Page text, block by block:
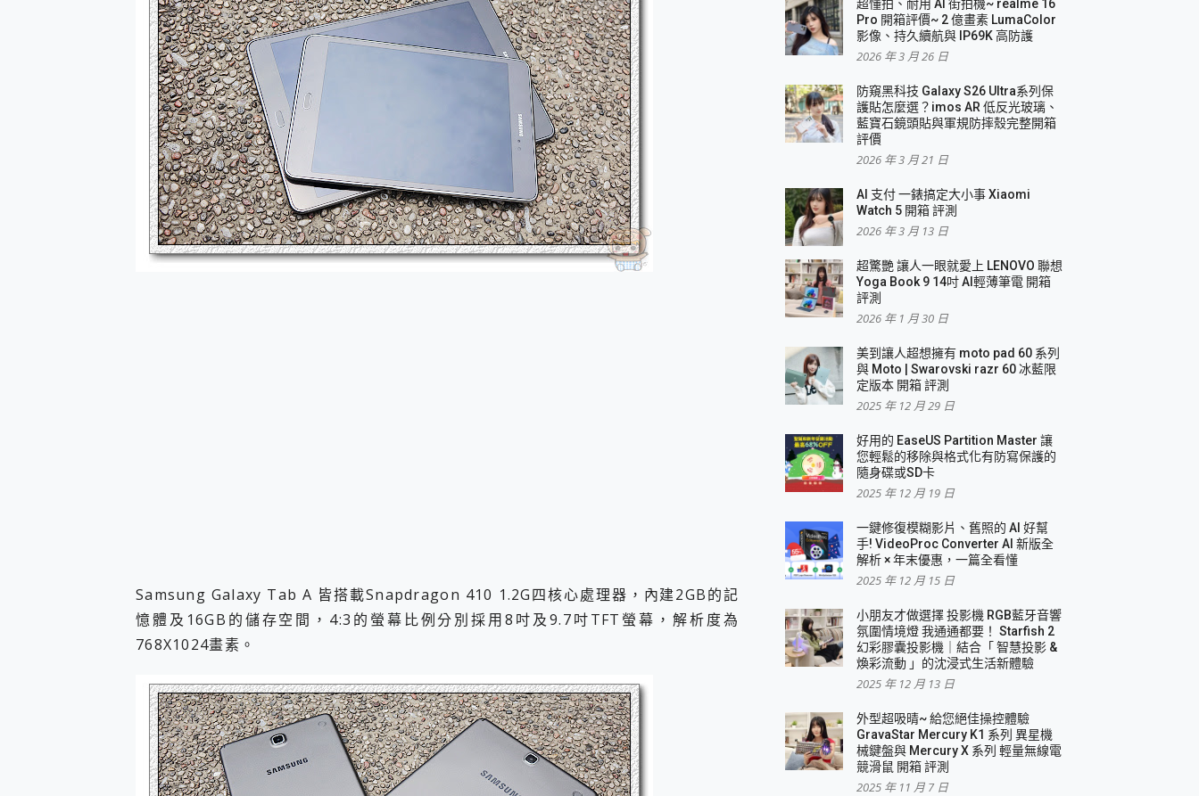
小體積 40000mAh 超大容量 一次充5個設備 充好充滿 CUKTECH 酷態科 300W 微型充電站 開箱 評測
97.3% 恢復率，資料救援就是這麼簡單 EaseUS Data Recovery Wizard Free 18.0.0 業界最好的資料救援軟體
磁碟系統大風吹 有了 磁碟管理程式 EaseUS Partition Master 就是這麼簡單
全新 SONY Xperia 1 VI 開箱! 相機實測! 長焦覆蓋更遠更清晰、2日長續航、頂尖影音娛樂效能~
Xiaomi 14 Ultra 開箱 評測~ 有深度的 Leica 影像旗艦手機! 加碼小旗艦 Xiaomi 14 開箱 評測
vivo TWS 3e 真無線藍牙耳機智慧降噪升級、音質明亮溫潤，並支援雙設備連接~
MSI Claw 掌機專屬配件包 來囉 完美保護 MSI Claw A1M-026TW 電競掌機
人像旗艦 vivo V30 系列 開箱 評測! 首搭蔡司光學鏡頭、攝影棚級柔光環、拍攝功能最好玩的美拍神機 vivo V30 Pro
多個願望一次滿足 超強散熱 微星 MSI Claw A1M-026TW 電競掌機 開箱 評測
一吸完美對位 擁有超強吸力與超好用的隱磁支架 O-ONE MAG 最會吸的行動電源 開箱 評測
OPPO 哈蘇 300mm 專業增距鏡實測：Find X9 Ultra 光學長焦隨手拍，紀錄生活就是這麼簡單
Motorola edge 70 pro 及 moto g37 power上市，登錄在送飛利浦氣炸鍋
近八千元的 Soundcore Liberty 5 Pro Max，有螢幕的耳機會是智商稅嗎?
ASUS Pad 全面應援 Me Time，加碼愛奇藝黃金雙周卡體驗，專案價最低 NT$0 起
Samsung Galaxy Tab A 皆搭載Snapdragon 410 1.2G四核心處理器，內建2GB的記
憶體及16GB的儲存空間，4:3的螢幕比例分別採用8吋及9.7吋TFT螢幕，解析度為
768X1024畫素。
超懂拍、耐用 AI 街拍機~ realme 16
Pro 開箱評價~ 2 億畫素 LumaColor
影像、持久續航與 IP69K 高防護
2026 年 3 月 26 日
防窺黑科技 Galaxy S26 Ultra系列保
護貼怎麼選？imos AR 低反光玻璃、
藍寶石鏡頭貼與軍規防摔殼完整開箱
評價
2026 年 3 月 21 日
AI 支付 一錶搞定大小事 Xiaomi
Watch 5 開箱 評測
2026 年 3 月 13 日
超驚艷 讓人一眼就愛上 LENOVO 聯想
Yoga Book 9 14吋 AI輕薄筆電 開箱
評測
2026 年 1 月 30 日
美到讓人超想擁有 moto pad 60 系列
與 Moto | Swarovski razr 60 冰藍限
定版本 開箱 評測
2025 年 12 月 29 日
好用的 EaseUS Partition Master 讓
您輕鬆的移除與格式化有防寫保護的
隨身碟或SD卡
2025 年 12 月 19 日
一鍵修復模糊影片、舊照的 AI 好幫
手! VideoProc Converter AI 新版全
解析 × 年末優惠，一篇全看懂
2025 年 12 月 15 日
小朋友才做選擇 投影機 RGB藍牙音響
氛圍情境燈 我通通都要！ Starfish 2
幻彩膠囊投影機｜結合「 智慧投影 &
煥彩流動 」的沈浸式生活新體驗
2025 年 12 月 13 日
外型超吸晴~ 給您絕佳操控體驗
GravaStar Mercury K1 系列 異星機
械鍵盤與 Mercury X 系列 輕量無線電
競滑鼠 開箱 評測
2025 年 11 月 7 日